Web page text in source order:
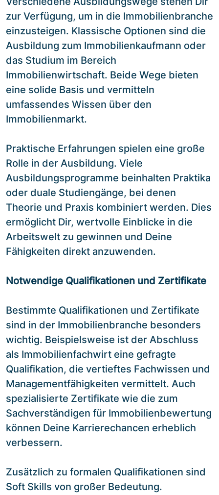
zur Verfügung, um in die Immobilienbranche
einzusteigen. Klassische Optionen sind die
Ausbildung zum Immobilienkaufmann oder
das Studium im Bereich
Immobilienwirtschaft. Beide Wege bieten
eine solide Basis und vermitteln
umfassendes Wissen über den
Immobilienmarkt.
Praktische Erfahrungen spielen eine große
Rolle in der Ausbildung. Viele
Ausbildungsprogramme beinhalten Praktika
oder duale Studiengänge, bei denen
Theorie und Praxis kombiniert werden. Dies
ermöglicht Dir, wertvolle Einblicke in die
Arbeitswelt zu gewinnen und Deine
Fähigkeiten direkt anzuwenden.
Notwendige Qualifikationen und Zertifikate
Bestimmte Qualifikationen und Zertifikate
sind in der Immobilienbranche besonders
wichtig. Beispielsweise ist der Abschluss
als Immobilienfachwirt eine gefragte
Qualifikation, die vertieftes Fachwissen und
Managementfähigkeiten vermittelt. Auch
spezialisierte Zertifikate wie die zum
Sachverständigen für Immobilienbewertung
können Deine Karrierechancen erheblich
verbessern.
Zusätzlich zu formalen Qualifikationen sind
Soft Skills von großer Bedeutung.